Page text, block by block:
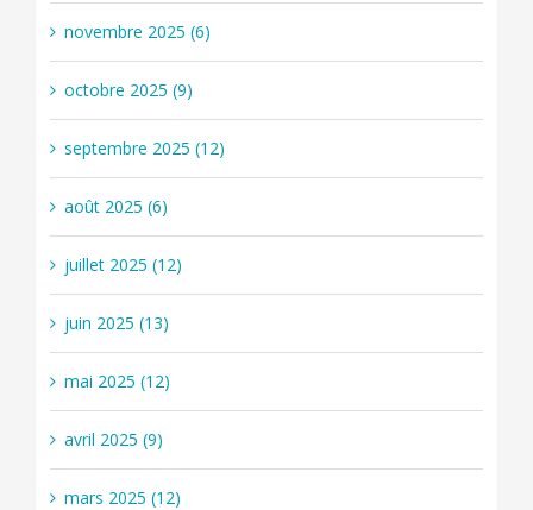
novembre 2025 (6)
octobre 2025 (9)
septembre 2025 (12)
août 2025 (6)
juillet 2025 (12)
juin 2025 (13)
mai 2025 (12)
avril 2025 (9)
mars 2025 (12)